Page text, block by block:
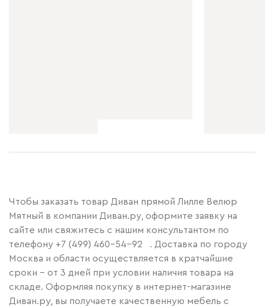
Чтобы заказать товар Диван прямой Лилле Велюр
Мятный в компании Диван.ру, оформите заявку на
сайте или свяжитесь с нашим консультантом по
телефону +7 (499) 460-54-92
. Доставка по городу
Москва и области осуществляется в кратчайшие
сроки – от 3 дней при условии наличия товара на
складе. Оформляя покупку в интернет-магазине
Диван.ру, вы получаете качественную мебель с